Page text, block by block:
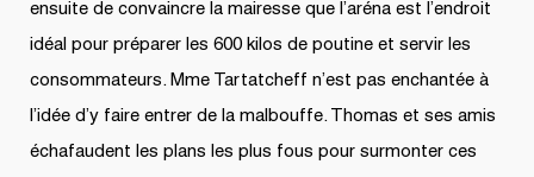
ensuite de convaincre la mairesse que l’aréna est l’endroit
idéal pour préparer les 600 kilos de poutine et servir les
consommateurs. Mme Tartatcheff n’est pas enchantée à
l’idée d’y faire entrer de la malbouffe. Thomas et ses amis
échafaudent les plans les plus fous pour surmonter ces